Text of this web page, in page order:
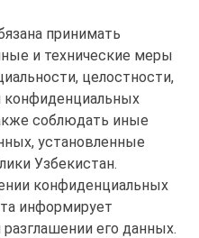
принимать
и технические меры
целостности,
конфиденциальных
соблюдать иные
установленные
Узбекистан.
конфиденциальных
информирует
его данных.